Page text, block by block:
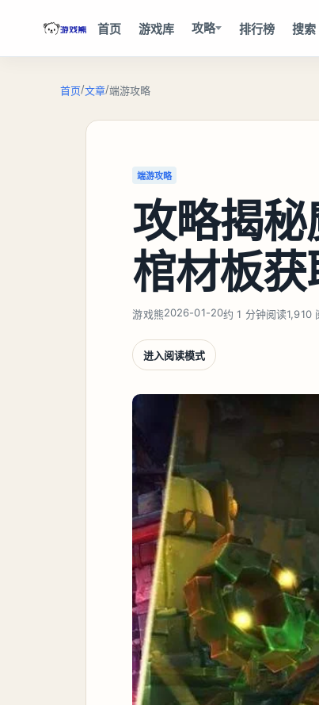
首页 游戏库 攻略 排行榜 搜索
首页/文章/端游攻略
端游攻略
攻略揭
棺材板
游戏熊2026-01-20约 1 分钟阅读1,910
进入阅读模式